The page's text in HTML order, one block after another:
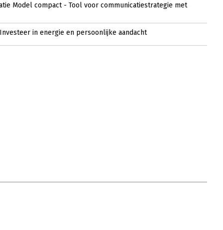
Model compact - Tool voor communicatiestrategie met
in energie en persoonlijke aandacht